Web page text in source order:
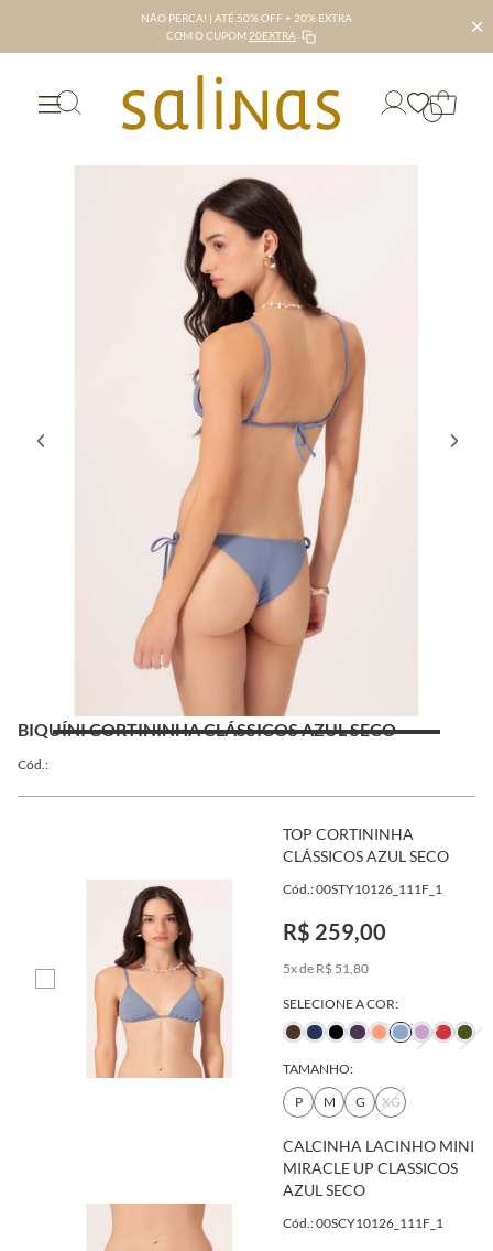
NÃO PERCA! | ATÉ 50% OFF + 20% EXTRA
COM O CUPOM 20EXTRA ✕
BIQUÍNI CORTININHA CLÁSSICOS AZUL SECO
Cód.:
TOP CORTININHA
CLÁSSICOS AZUL SECO
Cód.: 00STY10126_111F_1
R$ 259,00
5x de R$ 51,80
SELECIONE A COR:
TAMANHO:
P
M G XG
CALCINHA LACINHO MINI
MIRACLE UP CLASSICOS
AZUL SECO
Cód.: 00SCY10126_111F_1